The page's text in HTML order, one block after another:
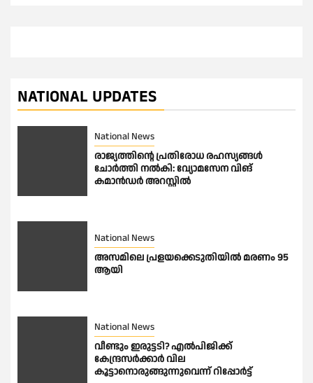
NATIONAL UPDATES
National News
രാജ്യത്തിൻ്റെ പ്രതിരോധ രഹസ്യങ്ങൾ
ചോർത്തി നൽകി: വ്യോമസേന വിങ്
കമാൻഡർ അറസ്റ്റിൽ
National News
അസമിലെ പ്രളയക്കെടുതിയില്‍ മരണം 95
ആയി
National News
വീണ്ടും ഇരുട്ടടി? എല്‍പിജിക്ക്
കേന്ദ്രസർക്കാർ വില
കൂട്ടാനൊരുങ്ങുന്നുവെന്ന് റിപ്പോർട്ട്